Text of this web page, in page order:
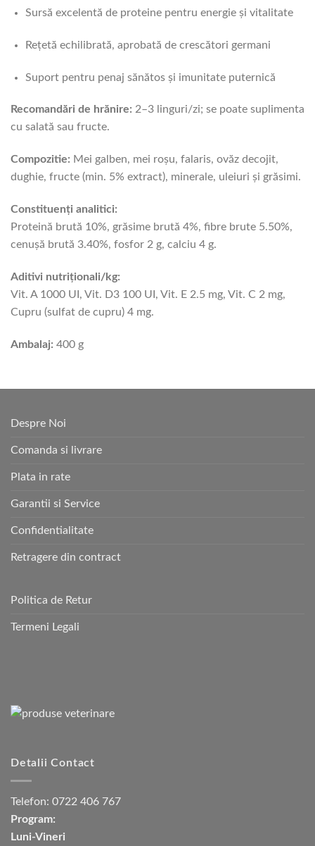
Sursă excelentă de proteine pentru energie și vitalitate
Rețetă echilibrată, aprobată de crescători germani
Suport pentru penaj sănătos și imunitate puternică
Recomandări de hrănire: 2–3 linguri/zi; se poate suplimenta
cu salată sau fructe.
Compozitie: Mei galben, mei roșu, falaris, ovăz decojit,
dughie, fructe (min. 5% extract), minerale, uleiuri și grăsimi.
Constituenți analitici:
Proteină brută 10%, grăsime brută 4%, fibre brute 5.50%,
cenușă brută 3.40%, fosfor 2 g, calciu 4 g.
Aditivi nutriționali/kg:
Vit. A 1000 UI, Vit. D3 100 UI, Vit. E 2.5 mg, Vit. C 2 mg,
Cupru (sulfat de cupru) 4 mg.
Ambalaj: 400 g
Despre Noi
Comanda si livrare
Plata in rate
Garantii si Service
Confidentialitate
Retragere din contract
Politica de Retur
Termeni Legali
Detalii Contact
Telefon: 0722 406 767
Program:
Luni-Vineri